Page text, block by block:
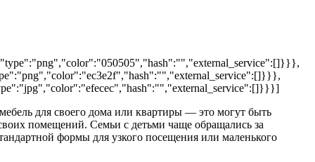
для своего дома или квартиры — это могут быть
помещений. Семьи с детьми чаще обращались за
формы для узкого посещения или маленького